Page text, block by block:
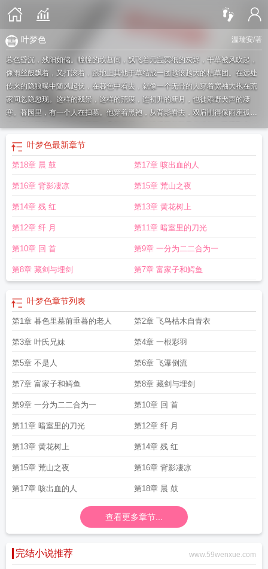
温瑞安/著
叶梦色
暮色昏沉，残阳如储。幢幢的坟墓间，飘飞着元宝冥纸的灰烬，干草被风吹起，
像雨丝般飘着，又打滚着，跟地上其他于草结成一团越滚越大的桔草团。在远处
传来的隐狼曝中随风起伏，在暮色中看去，就像一个无骨的人穿着宽袖大袍在荒
家间忽隐忽现。这样的残景，这样的荒漠，连初升的新月，也徒添野犬声的凄
寒。暮园里，有一个人在扫墓。他穿着黑袍，从背影看去，双肩削得像雨座孤
去，与枯草团渗合在一起。
色最后被谁杀了
局叶梦色是求死的女儿吗 叶梦色和哥舒天第一次见面是哪一集
叶梦色最新章节
第18章 晨 鼓 第17章 咳出血的人
第16章 背影凄凉 第15章 荒山之夜
第14章 残 红 第13章 黄花树上
第12章 纤 月 第11章 暗室里的刀光
第10章 回 首 第9章 一分为二二合为一
第8章 藏剑与埋剑 第7章 富家子和鳄鱼
叶梦色章节列表
第1章 暮色里墓前垂暮的老人 第2章 飞鸟枯木自青衣
第3章 叶氏兄妹 第4章 一根彩羽
第5章 不是人 第6章 飞瀑倒流
第7章 富家子和鳄鱼 第8章 藏剑与埋剑
第9章 一分为二二合为一 第10章 回 首
第11章 暗室里的刀光 第12章 纤 月
第13章 黄花树上 第14章 残 红
第15章 荒山之夜 第16章 背影凄凉
第17章 咳出血的人 第18章 晨 鼓
查看更多章节...
完结小说推荐 www.59wenxue.com